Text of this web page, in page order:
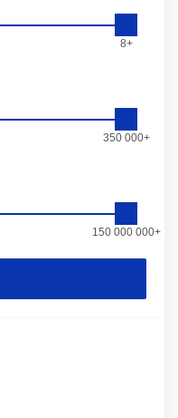
8+
350 000+
150 000 000+